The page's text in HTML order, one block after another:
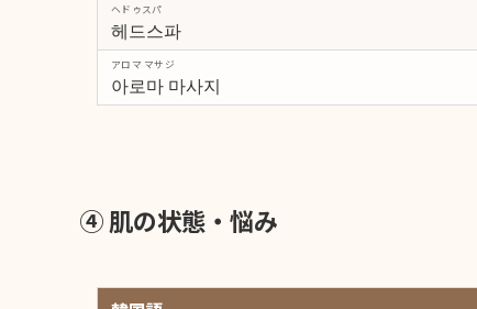
헤드스파
ヘドゥスパ
아로마 마사지
アロマ マサジ
④ 肌の状態・悩み